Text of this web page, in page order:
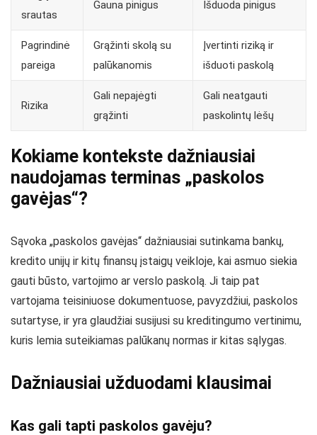
srautas
Gauna pinigus Išduoda pinigus
Pagrindinė
pareiga
Grąžinti skolą su
palūkanomis
Įvertinti riziką ir
išduoti paskolą
Rizika
Gali nepajėgti
grąžinti
Gali neatgauti
paskolintų lėšų
Kokiame kontekste dažniausiai
naudojamas terminas „paskolos
gavėjas“?
Sąvoka „paskolos gavėjas“ dažniausiai sutinkama bankų,
kredito unijų ir kitų finansų įstaigų veikloje, kai asmuo siekia
gauti būsto, vartojimo ar verslo paskolą. Ji taip pat
vartojama teisiniuose dokumentuose, pavyzdžiui, paskolos
sutartyse, ir yra glaudžiai susijusi su kreditingumo vertinimu,
kuris lemia suteikiamas palūkanų normas ir kitas sąlygas.
Dažniausiai užduodami klausimai
Kas gali tapti paskolos gavėju?